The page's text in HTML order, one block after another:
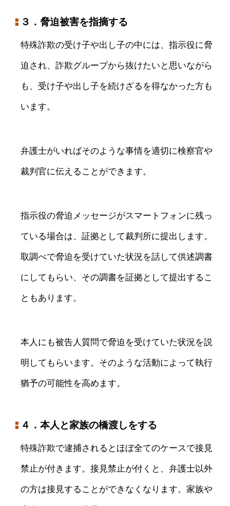
３．脅迫被害を指摘する
特殊詐欺の受け子や出し子の中には、指示役に脅
迫され、詐欺グループから抜けたいと思いながら
も、受け子や出し子を続けざるを得なかった方も
います。
弁護士がいればそのような事情を適切に検察官や
裁判官に伝えることができます。
指示役の脅迫メッセージがスマートフォンに残っ
ている場合は、証拠として裁判所に提出します。
取調べで脅迫を受けていた状況を話して供述調書
にしてもらい、その調書を証拠として提出するこ
ともあります。
本人にも被告人質問で脅迫を受けていた状況を説
明してもらいます。そのような活動によって執行
猶予の可能性を高めます。
４．本人と家族の橋渡しをする
特殊詐欺で逮捕されるとほぼ全てのケースで接見
禁止が付きます。接見禁止が付くと、弁護士以外
の方は接見することができなくなります。家族や